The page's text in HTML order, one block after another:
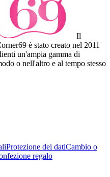
Il
è stato creato nel 2011
un'ampia gamma di
o nell'altro e al tempo stesso
Protezione dei datiCambio o
regalo